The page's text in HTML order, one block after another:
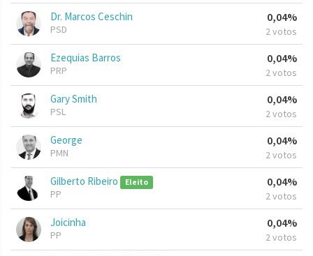
Dr. Marcos Ceschin
PSD
0,04%
2 votos
Ezequias Barros
PRP
0,04%
2 votos
Gary Smith
PSL
0,04%
2 votos
George
PMN
0,04%
2 votos
Gilberto Ribeiro Eleito
PP
0,04%
2 votos
Joicinha
PP
0,04%
2 votos